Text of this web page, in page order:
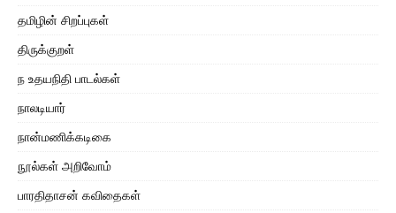
தமிழின் சிறப்புகள்
திருக்குறள்
ந உதயநிதி பாடல்கள்
நாலடியார்
நான்மணிக்கடிகை
நூல்கள் அறிவோம்
பாரதிதாசன் கவிதைகள்